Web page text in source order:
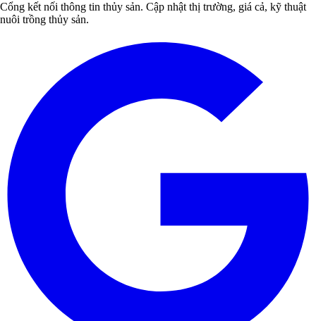
Cổng kết nối thông tin thủy sản. Cập nhật thị trường, giá cả, kỹ thuật
nuôi trồng thủy sản.